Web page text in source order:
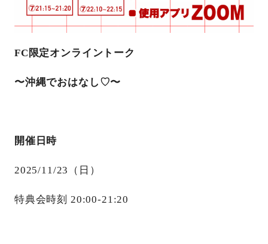
FC限定オンライントーク
〜沖縄でおはなし♡〜
開催日時
2025/11/23（日）
特典会時刻 20:00-21:20